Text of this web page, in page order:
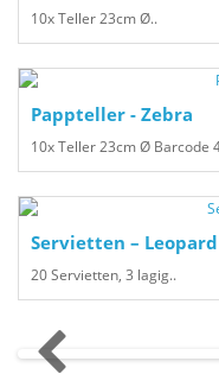
10x Teller 23cm Ø..
Pappteller - Zebra
10x Teller 23cm Ø Barcode
Servietten – Leopard
20 Servietten, 3 lagig..